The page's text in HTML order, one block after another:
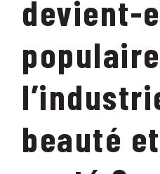
devient-
beauté